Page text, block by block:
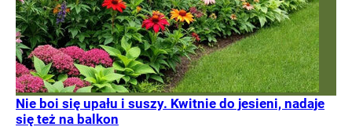
Nie boi się upału i suszy. Kwitnie do jesieni, nadaje
się też na balkon